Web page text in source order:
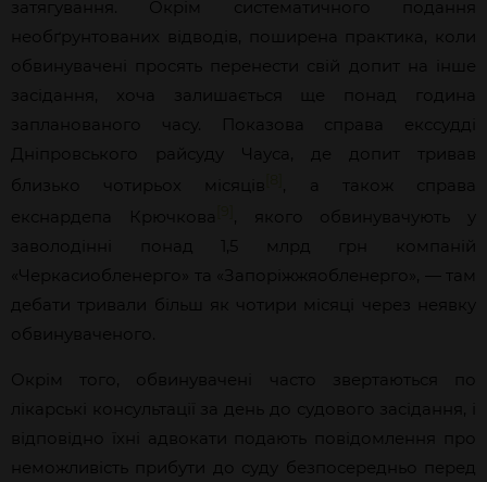
затягування. Окрім систематичного подання
необґрунтованих відводів, поширена практика, коли
обвинувачені просять перенести свій допит на інше
засідання, хоча залишається ще понад година
запланованого часу. Показова справа екссудді
Дніпровського райсуду Чауса, де допит тривав
близько чотирьох місяців
, а також справа
екснардепа Крючкова
, якого обвинувачують у
заволодінні понад 1,5 млрд грн компаній
«Черкасиобленерго» та «Запоріжжяобленерго», — там
дебати тривали більш як чотири місяці через неявку
обвинуваченого.
Окрім того, обвинувачені часто звертаються по
лікарські консультації за день до судового засідання, і
відповідно їхні адвокати подають повідомлення про
неможливість прибути до суду безпосередньо перед